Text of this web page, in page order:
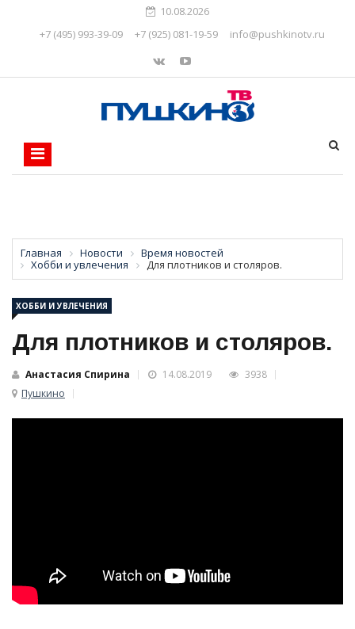
10.08.2026
+7 (495) 993-39-09
+7 (925) 081-19-59 info@pushkinotv.ru
Главная Новости
Время новостей
Хобби и увлечения
Для плотников и столяров.
ХОББИ И УВЛЕЧЕНИЯ
Для плотников и столяров.
Анастасия Спирина 14.08.2019
3938
Пушкино